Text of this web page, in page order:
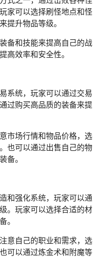
家可以选择刷怪地点和怪
提升物品等级。
备和技能来提高自己的战
高效率和安全性。
系统，玩家可以通过交易
过购买高品质的装备来提
市场行情和物品价格，选
也可以通过出售自己的物
备。
和强化系统，玩家可以通
。玩家可以选择合适的材
。
意自己的职业和需求，选
可以通过炼金术和附魔等